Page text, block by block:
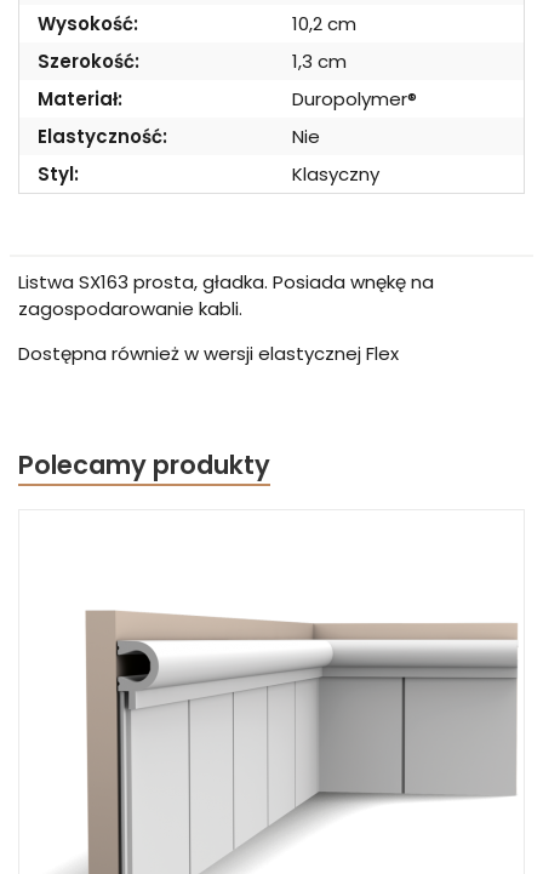
Wysokość:
10,2 cm
Szerokość:
1,3 cm
Materiał:
Duropolymer®
Elastyczność:
Nie
Styl:
Klasyczny
Listwa SX163 prosta, gładka. Posiada wnękę na
zagospodarowanie kabli.
Dostępna również w wersji elastycznej Flex
Polecamy produkty